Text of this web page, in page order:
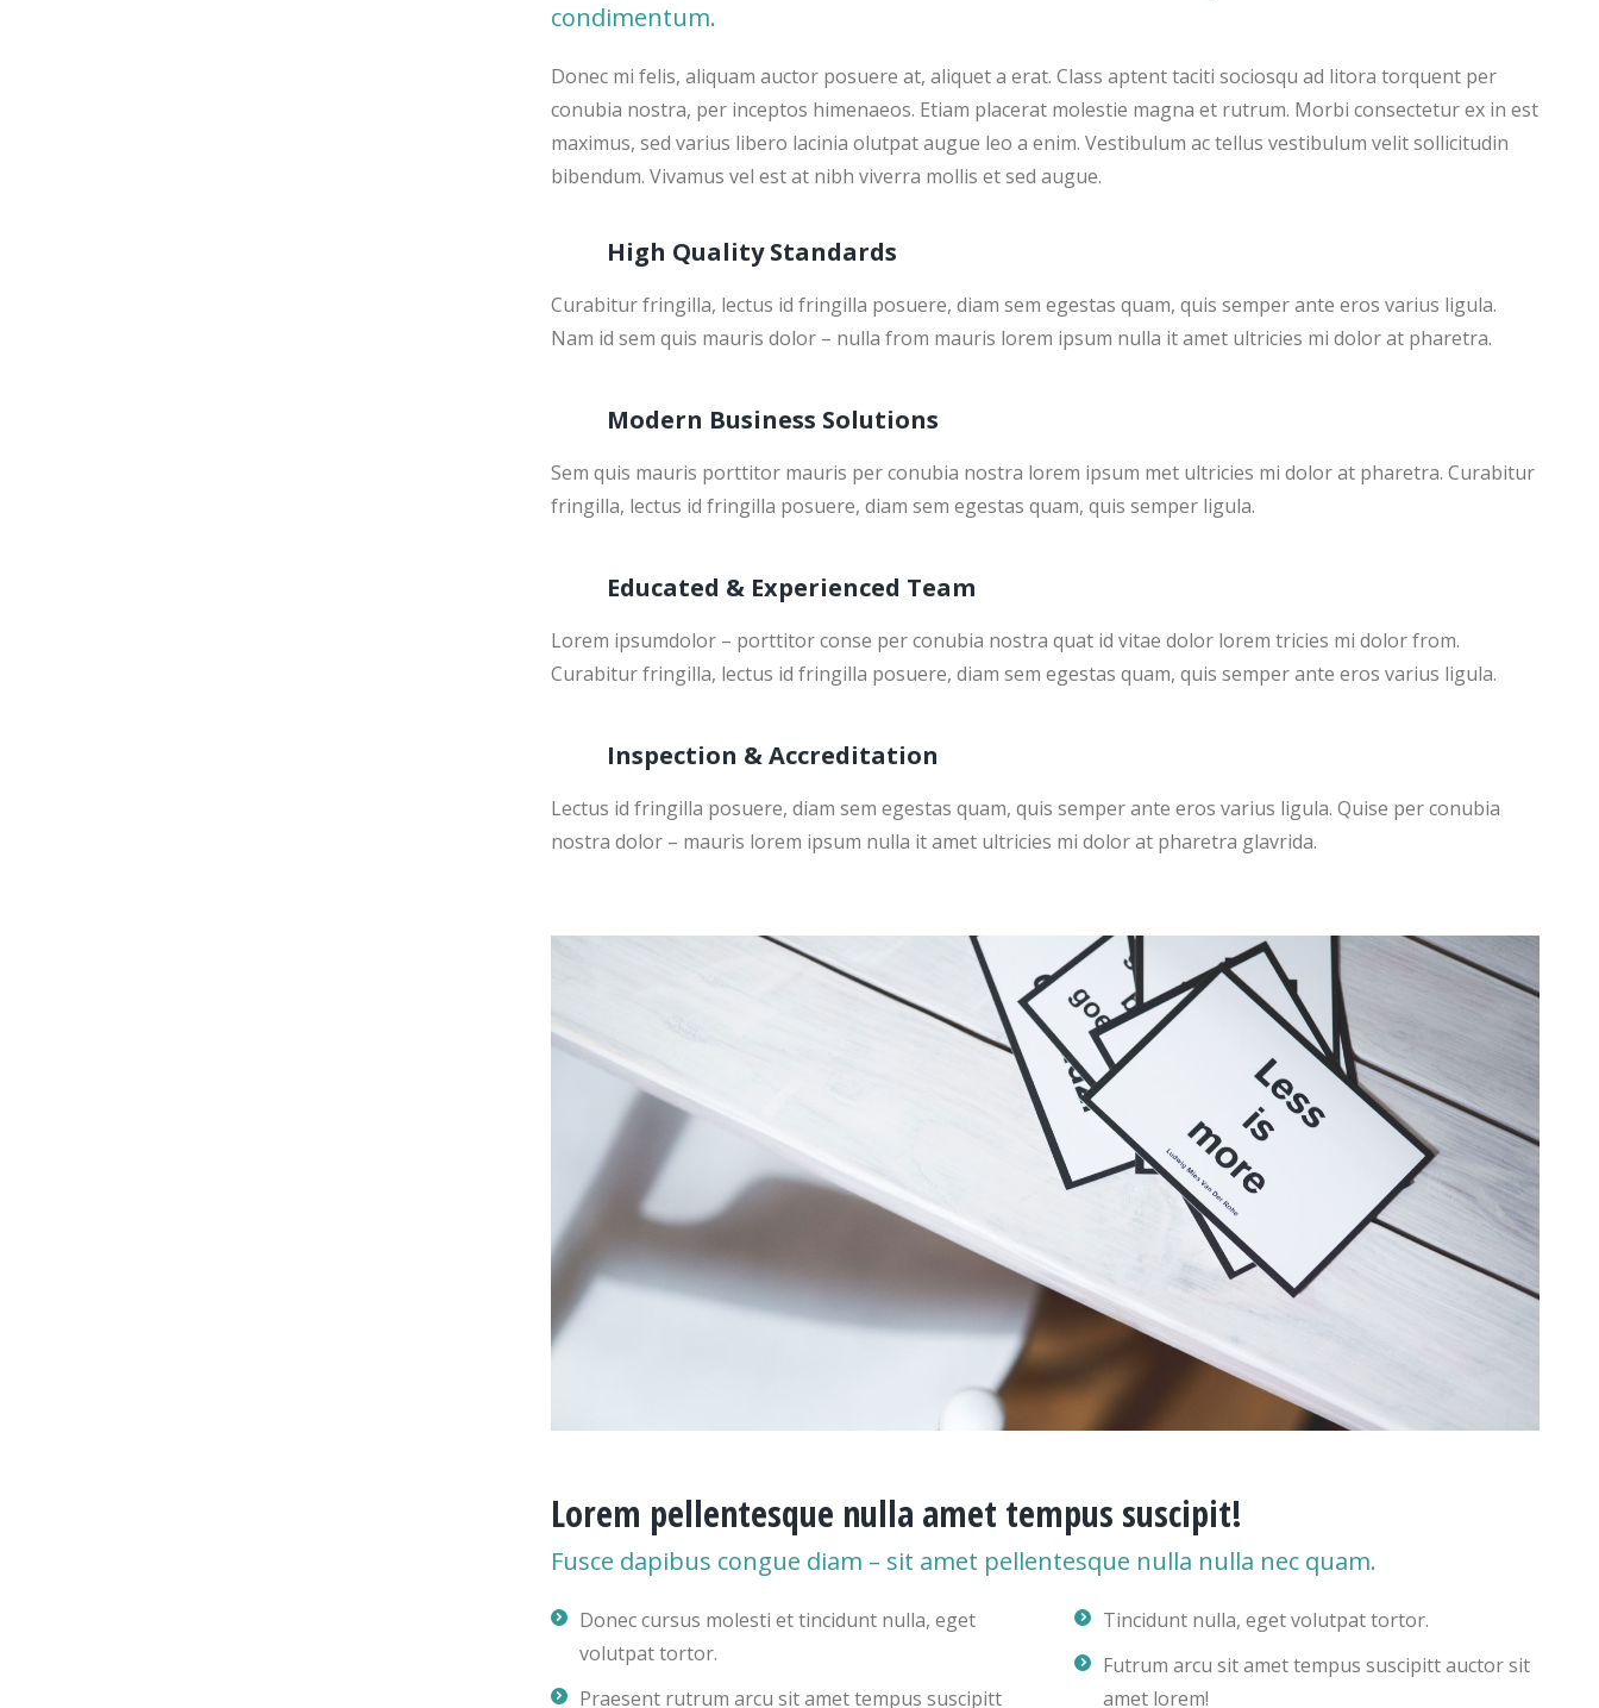
condimentum.
Donec mi felis, aliquam auctor posuere at, aliquet a erat. Class aptent taciti sociosqu ad litora torquent per
conubia nostra, per inceptos himenaeos. Etiam placerat molestie magna et rutrum. Morbi consectetur ex in est
maximus, sed varius libero lacinia olutpat augue leo a enim. Vestibulum ac tellus vestibulum velit sollicitudin
bibendum. Vivamus vel est at nibh viverra mollis et sed augue.
High Quality Standards
Curabitur fringilla, lectus id fringilla posuere, diam sem egestas quam, quis semper ante eros varius ligula.
Nam id sem quis mauris dolor – nulla from mauris lorem ipsum nulla it amet ultricies mi dolor at pharetra.
Modern Business Solutions
Sem quis mauris porttitor mauris per conubia nostra lorem ipsum met ultricies mi dolor at pharetra. Curabitur
fringilla, lectus id fringilla posuere, diam sem egestas quam, quis semper ligula.
Educated & Experienced Team
Lorem ipsumdolor – porttitor conse per conubia nostra quat id vitae dolor lorem tricies mi dolor from.
Curabitur fringilla, lectus id fringilla posuere, diam sem egestas quam, quis semper ante eros varius ligula.
Inspection & Accreditation
Lectus id fringilla posuere, diam sem egestas quam, quis semper ante eros varius ligula. Quise per conubia
nostra dolor – mauris lorem ipsum nulla it amet ultricies mi dolor at pharetra glavrida.
Lorem pellentesque nulla amet tempus suscipit!
Fusce dapibus congue diam – sit amet pellentesque nulla nulla nec quam.
Donec cursus molesti et tincidunt nulla, eget
volutpat tortor.
Praesent rutrum arcu sit amet tempus suscipitt
Tincidunt nulla, eget volutpat tortor.
Futrum arcu sit amet tempus suscipitt auctor sit
amet lorem!